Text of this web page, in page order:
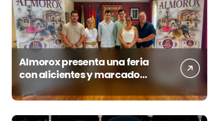
Almorox presenta una feria
con alicientes y marcado
acento torista